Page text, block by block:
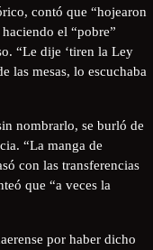
contó que “hojearon
el “pobre”
“Le dije ‘tiren la Ley
las mesas, lo escuchaba
nombrarlo, se burló de
“La manga de
con las transferencias
que “a veces la
por haber dicho